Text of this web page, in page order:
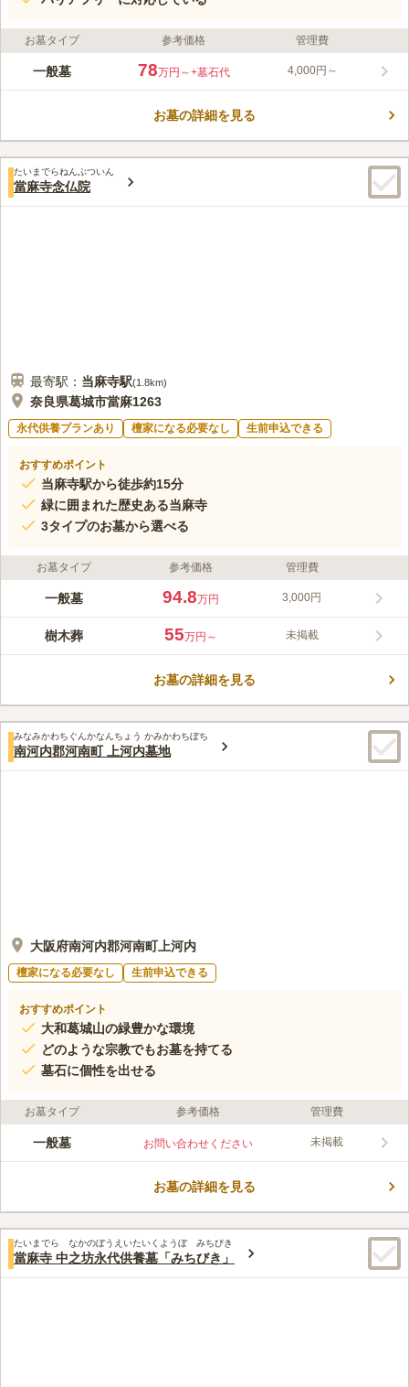
お墓タイプ 参考価格 管理費
一般墓 78万円～+墓石代 4,000円～
お墓の詳細を見る
たいまでらねんぶついん
當麻寺念仏院
最寄駅： 当麻寺駅(1.8km)
奈良県葛城市當麻1263
永代供養プランあり 檀家になる必要なし 生前申込できる
おすすめポイント
当麻寺駅から徒歩約15分
緑に囲まれた歴史ある当麻寺
3タイプのお墓から選べる
お墓タイプ 参考価格 管理費
一般墓 94.8万円 3,000円
樹木葬 55万円～ 未掲載
お墓の詳細を見る
みなみかわちぐんかなんちょう かみかわちぼち
南河内郡河南町 上河内墓地
大阪府南河内郡河南町上河内
檀家になる必要なし 生前申込できる
おすすめポイント
大和葛城山の緑豊かな環境
どのような宗教でもお墓を持てる
墓石に個性を出せる
お墓タイプ 参考価格 管理費
一般墓 お問い合わせください 未掲載
お墓の詳細を見る
たいまでら なかのぼうえいたいくようぼ みちびき
當麻寺 中之坊永代供養墓「みちびき」